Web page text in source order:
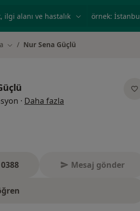
örnek:
Şehir değiştir
Nur Sena Güçlü
· Daha fazla
Mesaj gönder